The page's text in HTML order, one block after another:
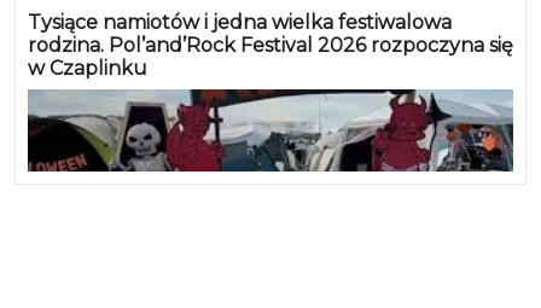
Tysiące namiotów i jedna wielka festiwalowa
rodzina. Pol’and’Rock Festival 2026 rozpoczyna się
w Czaplinku